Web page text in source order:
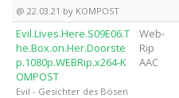
@ 22.03.21 by KOMPOST
Evil.Lives.Here.S09E06.T
he.Box.on.Her.Doorste
p.1080p.WEBRip.x264-K
OMPOST
Evil - Gesichter des Bösen
Web-
Rip
AAC